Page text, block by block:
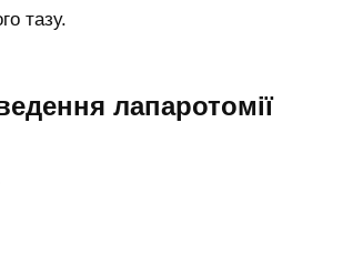
тазу.
лапаротомії